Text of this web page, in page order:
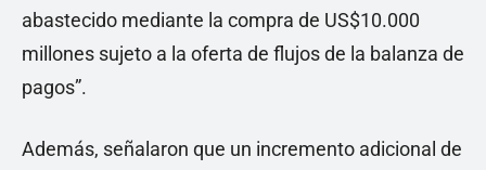
abastecido mediante la compra de US$10.000
millones sujeto a la oferta de flujos de la balanza de
pagos”.
Además, señalaron que un incremento adicional de